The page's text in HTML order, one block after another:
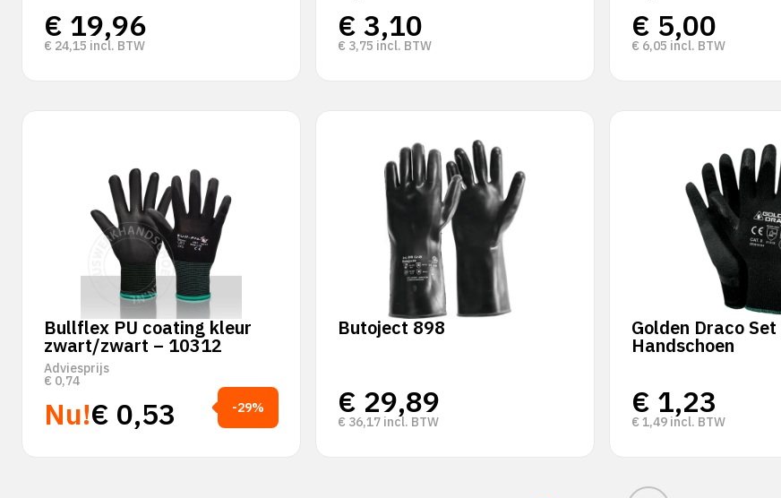
€ 19,96
€ 24,15 incl. BTW
€ 3,10
€ 3,75 incl. BTW
€ 5,00
€ 6,05 incl. BTW
Bullflex PU coating kleur
zwart/zwart – 10312
Adviesprijs
€ 0,74
Nu!€ 0,53 -29%
Butoject 898
€ 29,89
€ 36,17 incl. BTW
Golden Draco Set
Handschoen
€ 1,23
€ 1,49 incl. BTW